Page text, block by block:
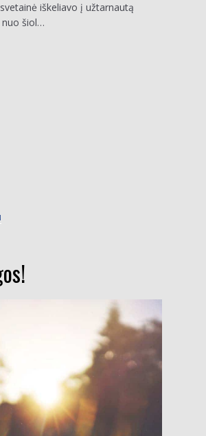
iškeliavo į užtarnautą
šiol…